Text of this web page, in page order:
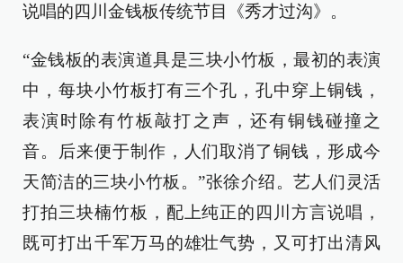
说唱的四川金钱板传统节目《秀才过沟》。
“金钱板的表演道具是三块小竹板，最初的表演
中，每块小竹板打有三个孔，孔中穿上铜钱，
表演时除有竹板敲打之声，还有铜钱碰撞之
音。后来便于制作，人们取消了铜钱，形成今
天简洁的三块小竹板。”张徐介绍。艺人们灵活
打拍三块楠竹板，配上纯正的四川方言说唱，
既可打出千军万马的雄壮气势，又可打出清风